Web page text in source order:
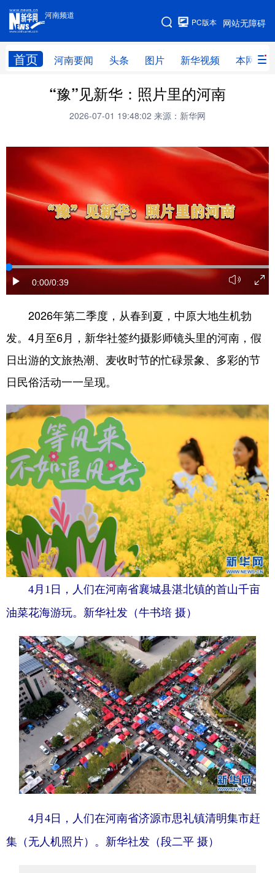
河南频道
网站无障碍
PC版本
首页 河南要闻 头条 图片 新华视频 本网原创
河南频道
网站地图
频道首页 河南要闻 头条
本网原创
直播 新华社记者看河南 领导活动报道集
廉政 新华视频
专题
乡村振兴 工业能源 科教兴省
民生社会 金融兴豫
豫股百家
地方频道
北京 天津 河北
安徽
山东 河南
湖南 广东 广西
海南 重庆 四川
贵州 云南 西藏
陕西 甘肃 青海
宁夏 新疆 内蒙古
黑龙江
多语种频道
English Español Français
عربى Русский язык
日本語 한국어 Deutsch
Português
“豫”见新华：照片里的河南
2026-07-01 19:48:02 来源：新华网
0:00/0:39
2026年第二季度，从春到夏，中原大地生机勃
发。4月至6月，新华社签约摄影师镜头里的河南，假
日出游的文旅热潮、麦收时节的忙碌景象、多彩的节
日民俗活动一一呈现。
4月1日，人们在河南省襄城县湛北镇的首山千亩
油菜花海游玩。新华社发（牛书培 摄）
4月4日，人们在河南省济源市思礼镇清明集市赶
集（无人机照片）。新华社发（段二平 摄）